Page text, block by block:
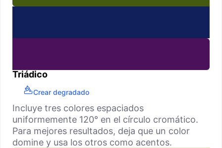
Triádico
Crear degradado
Incluye tres colores espaciados
uniformemente 120° en el círculo cromático.
Para mejores resultados, deja que un color
domine y usa los otros como acentos.